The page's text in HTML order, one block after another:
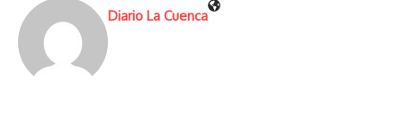
Diario La Cuenca